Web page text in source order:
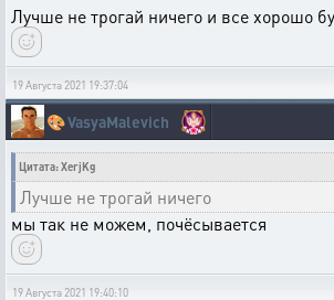
Лучше не трогай ничего и все хорошо
19 Августа 2021 19:37:04
🎨VasyaMalevich
Цитата: XerjKg
Лучше не трогай ничего
мы так не можем, почёсывается
19 Августа 2021 19:40:10